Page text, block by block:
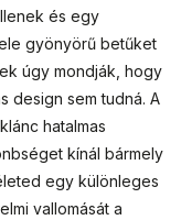
és egy
gyönyörű betűket
úgy mondják, hogy
design sem tudná. A
hatalmas
kínál bármely
egy különleges
vallomását a